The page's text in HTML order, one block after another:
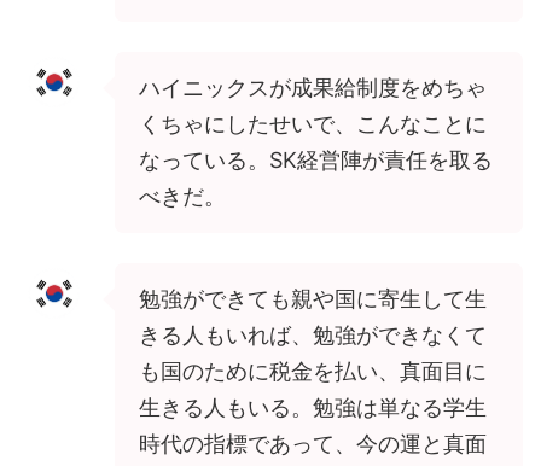
ハイニックスが成果給制度をめちゃ
くちゃにしたせいで、こんなことに
なっている。SK経営陣が責任を取る
べきだ。
勉強ができても親や国に寄生して生
きる人もいれば、勉強ができなくて
も国のために税金を払い、真面目に
生きる人もいる。勉強は単なる学生
時代の指標であって、今の運と真面